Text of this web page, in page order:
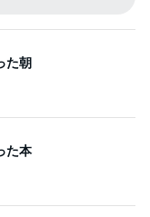
た朝
た本